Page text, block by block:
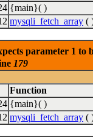
{main}( )
mysqli_fetch_array (
parameter 1 to
179
Function
{main}( )
mysqli_fetch_array (